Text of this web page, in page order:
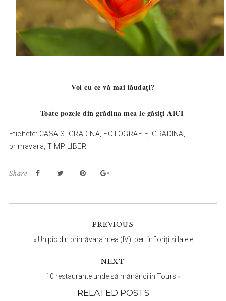
Voi cu ce vă mai lăudați?
Toate pozele din grădina mea le găsiți AICI
Etichete: CASA SI GRADINA FOTOGRAFIE GRADINA
primavara ,TIMP LIBER
Share
PREVIOUS
« Un pic din primăvara mea (IV): peri înfloriți și lalele
NEXT
10 restaurante unde să mănânci în Tours »
Interactions
RELATED POSTS